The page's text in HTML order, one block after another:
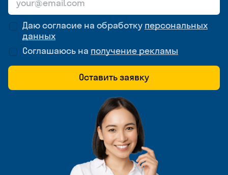
Даю согласие на обработку персональных
данных
Соглашаюсь на получение рекламы
Оставить заявку